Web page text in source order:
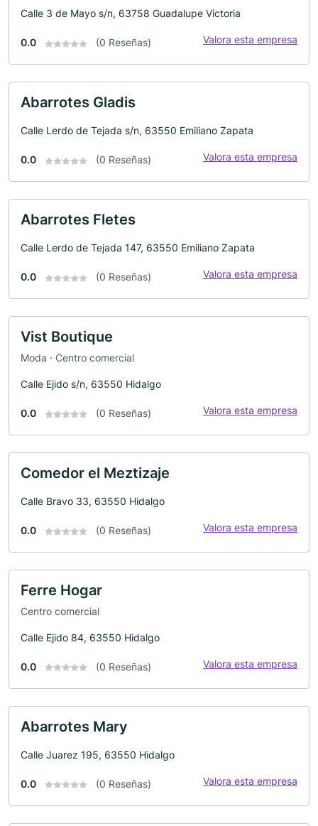
Calle 3 de Mayo s/n, 63758 Guadalupe Victoria
0.0 (0 Reseñas) Valora esta empresa
Abarrotes Gladis
Calle Lerdo de Tejada s/n, 63550 Emiliano Zapata
0.0 (0 Reseñas) Valora esta empresa
Abarrotes Fletes
Calle Lerdo de Tejada 147, 63550 Emiliano Zapata
0.0 (0 Reseñas) Valora esta empresa
Vist Boutique
Moda · Centro comercial
Calle Ejido s/n, 63550 Hidalgo
0.0 (0 Reseñas) Valora esta empresa
Comedor el Meztizaje
Calle Bravo 33, 63550 Hidalgo
0.0 (0 Reseñas) Valora esta empresa
Ferre Hogar
Centro comercial
Calle Ejido 84, 63550 Hidalgo
0.0 (0 Reseñas) Valora esta empresa
Abarrotes Mary
Calle Juarez 195, 63550 Hidalgo
0.0 (0 Reseñas) Valora esta empresa